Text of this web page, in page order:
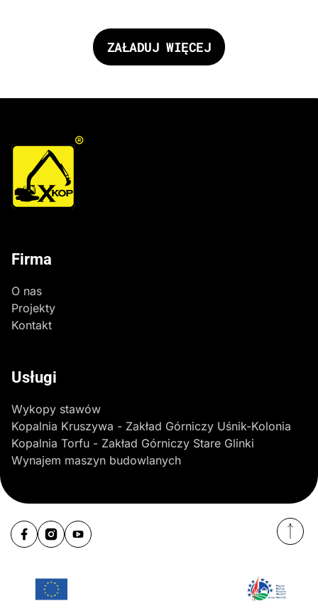
ZAŁADUJ WIĘCEJ
®
Firma
O nas
Projekty
Kontakt
Usługi
Wykopy stawów
Kopalnia Kruszywa - Zakład Górniczy Uśnik-Kolonia
Kopalnia Torfu - Zakład Górniczy Stare Glinki
Wynajem maszyn budowlanych